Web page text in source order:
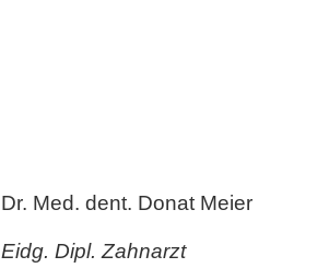
Dr. Med. dent. Donat Meier
Eidg. Dipl. Zahnarzt